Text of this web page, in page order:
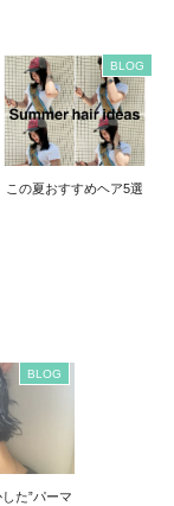
BLOG
この夏おすすめヘア5選
BLOG
た”パーマ